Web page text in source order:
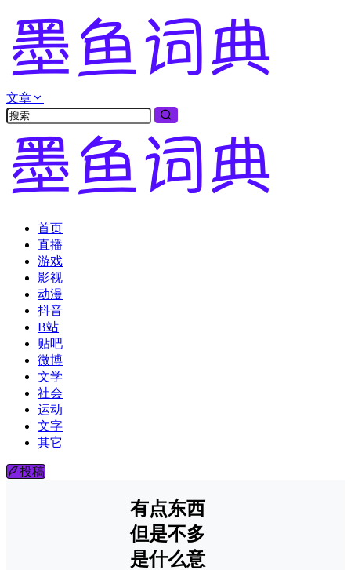
文章
首页
直播
游戏
影视
动漫
抖音
B站
贴吧
微博
文学
社会
运动
文字
其它
投稿
有点东西
但是不多
是什么意